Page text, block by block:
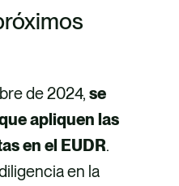
de 2024, se
apliquen las
en el EUDR.
en la